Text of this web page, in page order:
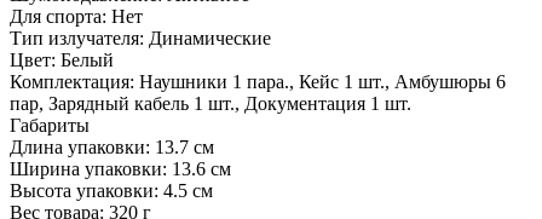
Для спорта: Нет
Тип излучателя: Динамические
Цвет: Белый
Комплектация: Наушники 1 пара., Кейс 1 шт., Амбушюры 6
пар, Зарядный кабель 1 шт., Документация 1 шт.
Габариты
Длина упаковки: 13.7 см
Ширина упаковки: 13.6 см
Высота упаковки: 4.5 см
Вес товара: 320 г